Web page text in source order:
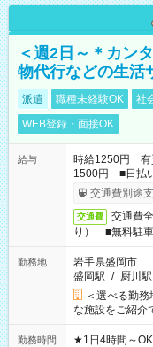
＜週2日～＊カン
物代行などの生活
派遣 職種未経験OK 社
WEB登録・面接OK
給与
時給1250円 有
1500円 ■日払
交通費別途
交通費
交通費
り） ■無料駐
勤務地
岩手県盛岡市
盛岡駅 / 厨川駅
＜選べる勤
な施設をご紹介
勤務時間
★1日4時間～